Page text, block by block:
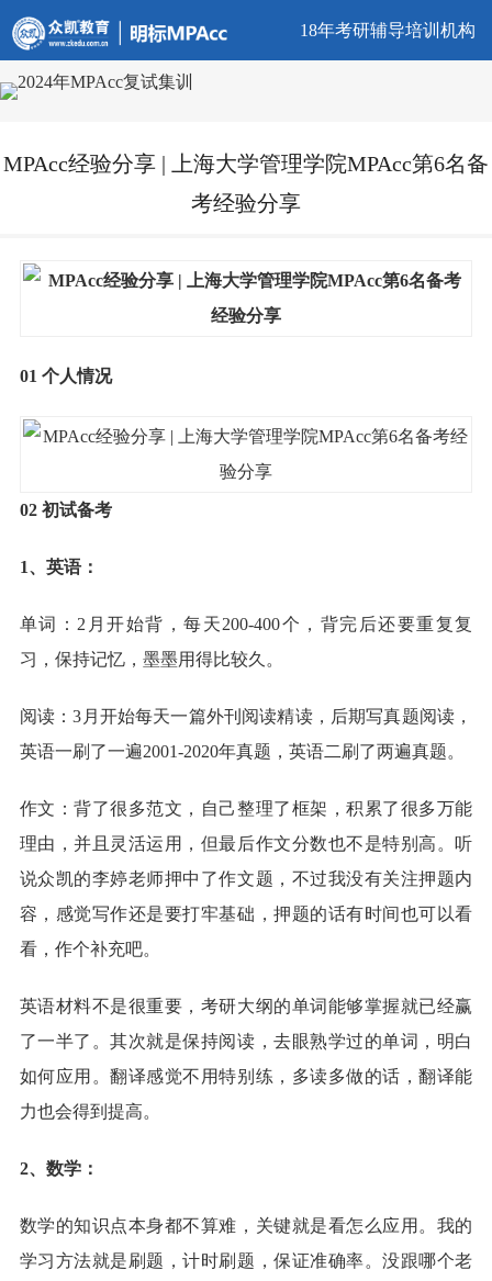
18年考研辅导培训机构
MPAcc经验分享 | 上海大学管理学院MPAcc第6名备
考经验分享
01 个人情况
02 初试备考
1、英语：
单词：2月开始背，每天200-400个，背完后还要重复复
习，保持记忆，墨墨用得比较久。
阅读：3月开始每天一篇外刊阅读精读，后期写真题阅读，
英语一刷了一遍2001-2020年真题，英语二刷了两遍真题。
作文：背了很多范文，自己整理了框架，积累了很多万能
理由，并且灵活运用，但最后作文分数也不是特别高。听
说众凯的李婷老师押中了作文题，不过我没有关注押题内
容，感觉写作还是要打牢基础，押题的话有时间也可以看
看，作个补充吧。
英语材料不是很重要，考研大纲的单词能够掌握就已经赢
了一半了。其次就是保持阅读，去眼熟学过的单词，明白
如何应用。翻译感觉不用特别练，多读多做的话，翻译能
力也会得到提高。
2、数学：
数学的知识点本身都不算难，关键就是看怎么应用。我的
学习方法就是刷题，计时刷题，保证准确率。没跟哪个老